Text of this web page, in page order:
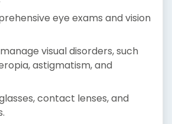
eye exams and vision
visual disorders, such
astigmatism, and
contact lenses, and